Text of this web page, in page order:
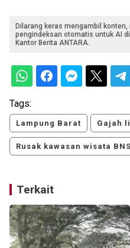
Dilarang keras mengambil
pengindeksan otomatis untuk AI
Kantor Berita ANTARA.
Tags:
Lampung Barat Gajah
Rusak kawasan wisata BNS
Terkait